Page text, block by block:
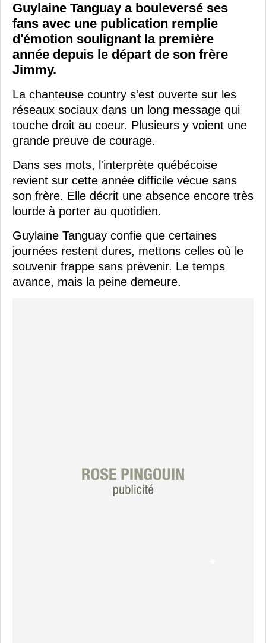
Guylaine Tanguay a bouleversé ses
fans avec une publication remplie
d'émotion soulignant la première
année depuis le départ de son frère
Jimmy.
La chanteuse country s'est ouverte sur les
réseaux sociaux dans un long message qui
touche droit au coeur. Plusieurs y voient une
grande preuve de courage.
Dans ses mots, l'interprète québécoise
revient sur cette année difficile vécue sans
son frère. Elle décrit une absence encore très
lourde à porter au quotidien.
Guylaine Tanguay confie que certaines
journées restent dures, mettons celles où le
souvenir frappe sans prévenir. Le temps
avance, mais la peine demeure.